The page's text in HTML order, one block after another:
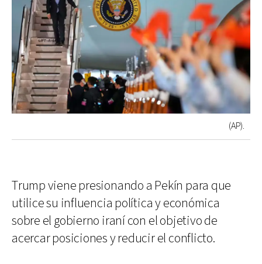
(AP).
Trump viene presionando a Pekín para que
utilice su influencia política y económica
sobre el gobierno iraní con el objetivo de
acercar posiciones y reducir el conflicto.